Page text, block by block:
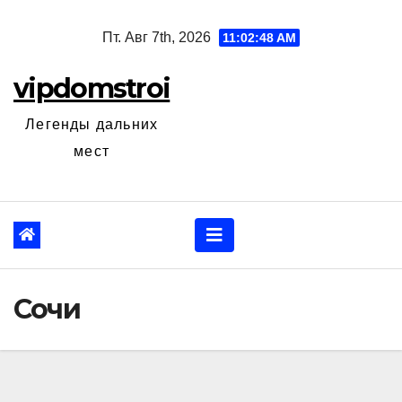
Пт. Авг 7th, 2026 11:02:49 AM
vipdomstroi
Легенды дальних
мест
Сочи